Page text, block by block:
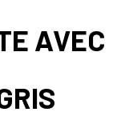
AVEC